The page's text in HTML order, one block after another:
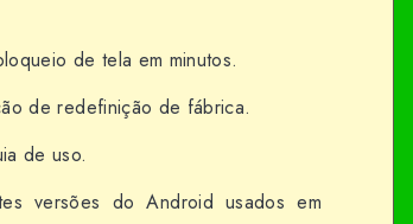
de tela em minutos.
de redefinição de fábrica.
de uso.
versões do Android usados em